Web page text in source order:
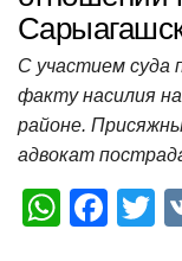
С участием суда
факту насилия
районе.
адвокат
W
F
T